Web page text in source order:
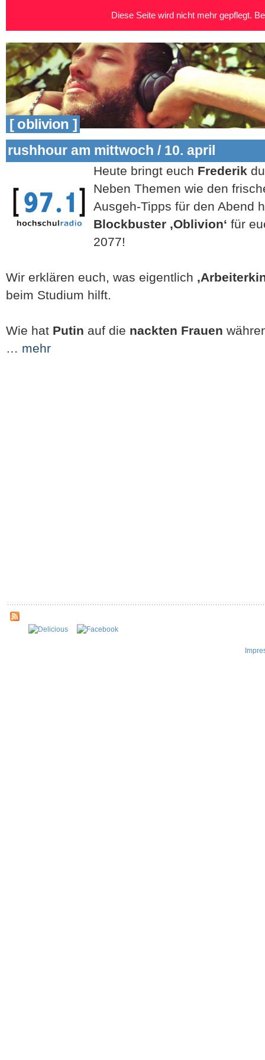
[ oblivion ]
rushhour am mittwoch / 10. april
Heute bringt euch Frederik
Neben Themen wie den
Ausgeh-Tipps für den Abend
Blockbuster ‚Oblivion‘ für
2077!
Wir erklären euch, was eigentlich
beim Studium hilft.
Wie hat Putin auf die nackten Frauen
… mehr
Diese Seite wird nicht mehr gepflegt.